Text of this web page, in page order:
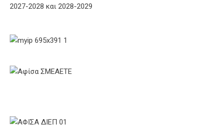
2027-2028 και 2028-2029